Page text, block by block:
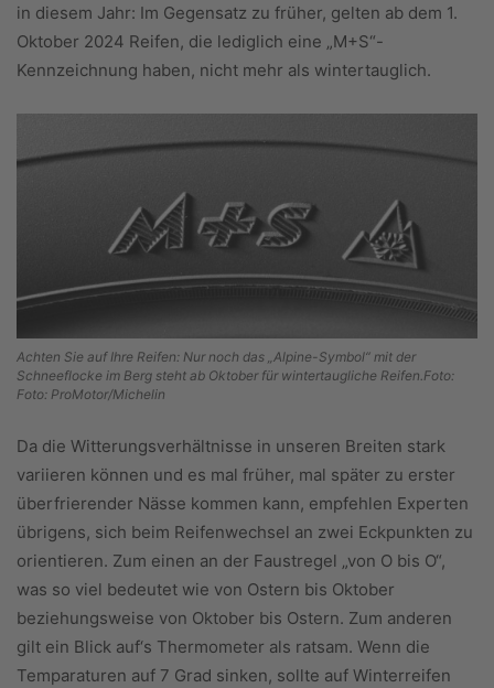
in diesem Jahr: Im Gegensatz zu früher, gelten ab dem 1.
Oktober 2024 Reifen, die lediglich eine „M+S“-
Kennzeichnung haben, nicht mehr als wintertauglich.
Achten Sie auf Ihre Reifen: Nur noch das „Alpine-Symbol“ mit der
Schneeflocke im Berg steht ab Oktober für wintertaugliche Reifen.Foto:
Foto: ProMotor/Michelin
Da die Witterungsverhältnisse in unseren Breiten stark
variieren können und es mal früher, mal später zu erster
überfrierender Nässe kommen kann, empfehlen Experten
übrigens, sich beim Reifenwechsel an zwei Eckpunkten zu
orientieren. Zum einen an der Faustregel „von O bis O“,
was so viel bedeutet wie von Ostern bis Oktober
beziehungsweise von Oktober bis Ostern. Zum anderen
gilt ein Blick auf‘s Thermometer als ratsam. Wenn die
Temparaturen auf 7 Grad sinken, sollte auf Winterreifen